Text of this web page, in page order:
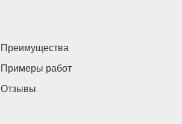
Преимущества
Примеры работ
Отзывы